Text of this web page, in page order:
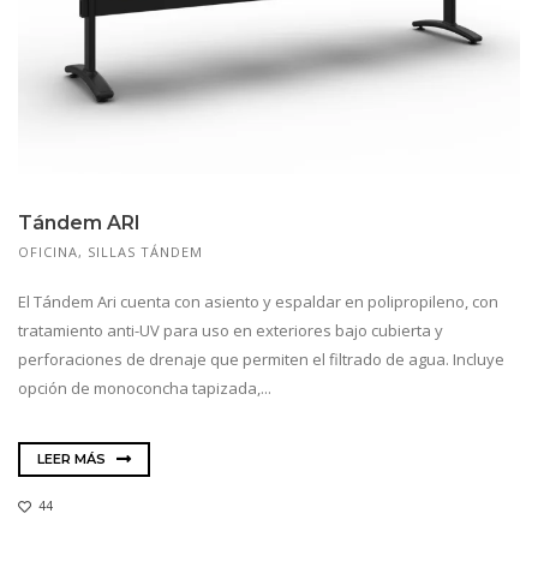
Tándem ARI
OFICINA, SILLAS TÁNDEM
El Tándem Ari cuenta con asiento y espaldar en polipropileno, con
tratamiento anti-UV para uso en exteriores bajo cubierta y
perforaciones de drenaje que permiten el filtrado de agua. Incluye
opción de monoconcha tapizada,...
LEER MÁS
44